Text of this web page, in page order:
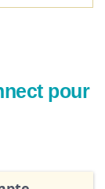
pour